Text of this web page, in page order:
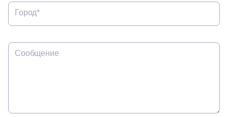
Город*
Сообщение